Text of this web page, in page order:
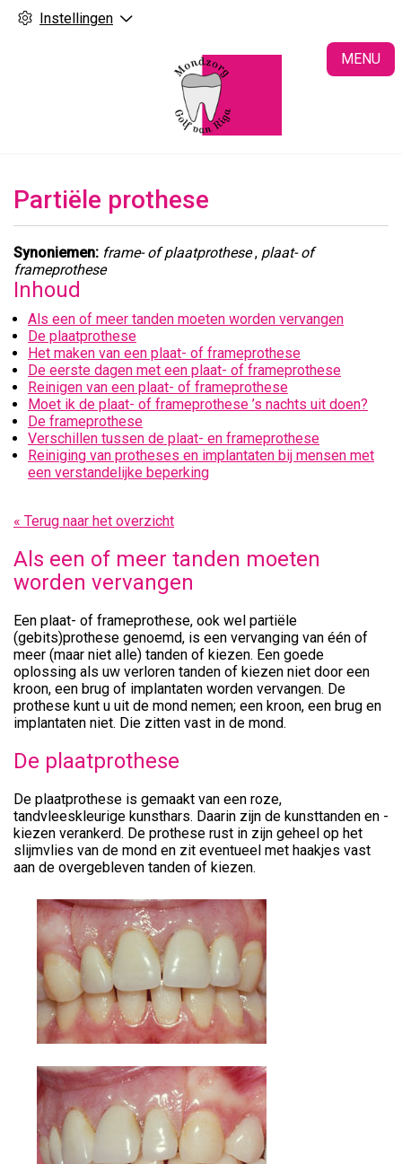
Instellingen
MENU
Partiële prothese
Synoniemen: frame- of plaatprothese, plaat- of
frameprothese
Inhoud
Als een of meer tanden moeten worden vervangen
De plaatprothese
Het maken van een plaat- of frameprothese
De eerste dagen met een plaat- of frameprothese
Reinigen van een plaat- of frameprothese
Moet ik de plaat- of frameprothese ’s nachts uit doen?
De frameprothese
Verschillen tussen de plaat- en frameprothese
Reiniging van protheses en implantaten bij mensen met
een verstandelijke beperking
« Terug naar het overzicht
Als een of meer tanden moeten
worden vervangen
Een plaat- of frameprothese, ook wel partiële
(gebits)prothese genoemd, is een vervanging van één of
meer (maar niet alle) tanden of kiezen. Een goede
oplossing als uw verloren tanden of kiezen niet door een
kroon, een brug of implantaten worden vervangen. De
prothese kunt u uit de mond nemen; een kroon, een brug en
implantaten niet. Die zitten vast in de mond.
De plaatprothese
De plaatprothese is gemaakt van een roze,
tandvleeskleurige kunsthars. Daarin zijn de kunsttanden en -
kiezen verankerd. De prothese rust in zijn geheel op het
slijmvlies van de mond en zit eventueel met haakjes vast
aan de overgebleven tanden of kiezen.